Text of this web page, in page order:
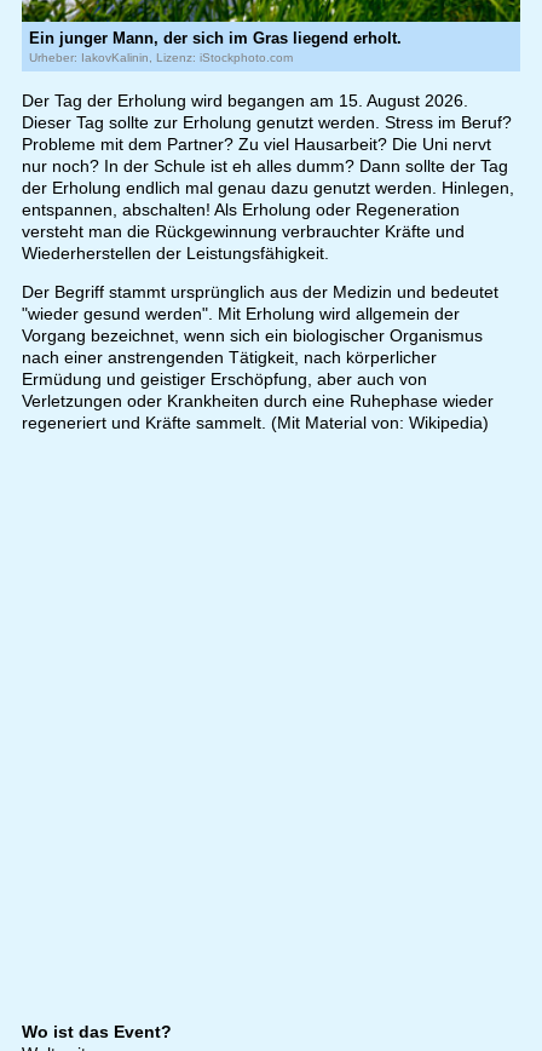
Ein junger Mann, der sich im Gras liegend erholt.
Urheber: IakovKalinin, Lizenz: iStockphoto.com
Der Tag der Erholung wird begangen am 15. August 2026.
Dieser Tag sollte zur Erholung genutzt werden. Stress im Beruf?
Probleme mit dem Partner? Zu viel Hausarbeit? Die Uni nervt
nur noch? In der Schule ist eh alles dumm? Dann sollte der Tag
der Erholung endlich mal genau dazu genutzt werden. Hinlegen,
entspannen, abschalten! Als Erholung oder Regeneration
versteht man die Rückgewinnung verbrauchter Kräfte und
Wiederherstellen der Leistungsfähigkeit.
Der Begriff stammt ursprünglich aus der Medizin und bedeutet
"wieder gesund werden". Mit Erholung wird allgemein der
Vorgang bezeichnet, wenn sich ein biologischer Organismus
nach einer anstrengenden Tätigkeit, nach körperlicher
Ermüdung und geistiger Erschöpfung, aber auch von
Verletzungen oder Krankheiten durch eine Ruhephase wieder
regeneriert und Kräfte sammelt. (Mit Material von: Wikipedia)
Wo ist das Event?